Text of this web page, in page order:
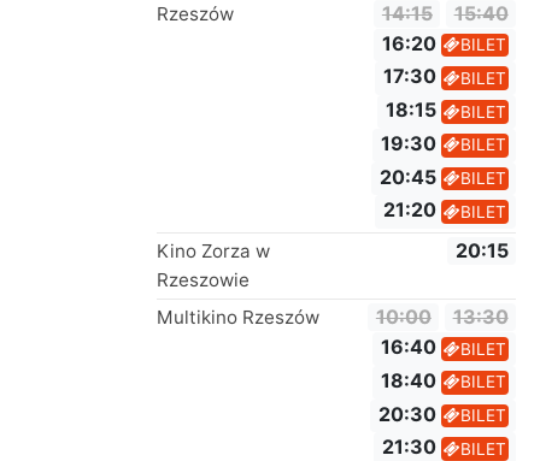
Rzeszów
14:15
15:40
16:20
BILET
17:30 BILET
18:15 BILET
19:30 BILET
20:45 BILET
21:20 BILET
Kino Zorza w
Rzeszowie
20:15
Multikino Rzeszów 10:00
13:30
16:40
BILET
18:40 BILET
20:30 BILET
21:30 BILET